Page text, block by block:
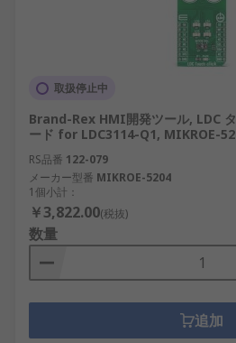
取扱停止中
Brand-Rex HMI開発ツール, LDC
ード for LDC3114-Q1, MIKROE-
RS品番 122-079
メーカー型番 MIKROE-5204
1個小計：
￥3,822.00(税抜)
数量
追加